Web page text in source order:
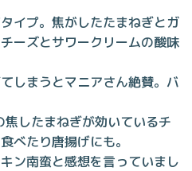
イプ。焦がしたたまねぎとガ
ーズとサワークリームの酸味
しまうとマニアさん絶賛。バ
したまねぎが効いているチ
べたり唐揚げにも。
ン南蛮と感想を言っていまし